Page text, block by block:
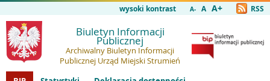
wysoki kontrast A- A A+ RSS
Biuletyn Informacji
Publicznej
Archiwalny Biuletyn Informacji
Publicznej Urząd Miejski Strumień